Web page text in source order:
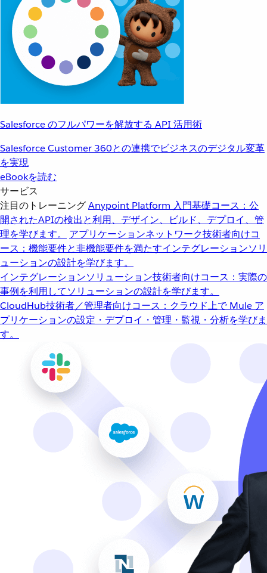
Salesforce のフルパワーを解放する API 活用術
Salesforce Customer 360との連携でビジネスのデジタル変革
を実現
eBookを読む
サービス
注目のトレーニングAnypoint Platform 入門基礎コース：公
開されたAPIの検出と利用、デザイン、ビルド、デプロイ、管
理を学びます。
アプリケーションネットワーク技術者向けコ
ース：機能要件と非機能要件を満たすインテグレーションソリ
ューションの設計を学びます。
インテグレーションソリューション技術者向けコース：実際の
事例を利用してソリューションの設計を学びます。
CloudHub技術者／管理者向けコース：クラウド上で Mule ア
プリケーションの設定・デプロイ・管理・監視・分析を学びま
す。